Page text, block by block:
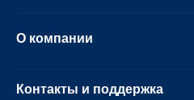
О компании
Контакты и поддержка